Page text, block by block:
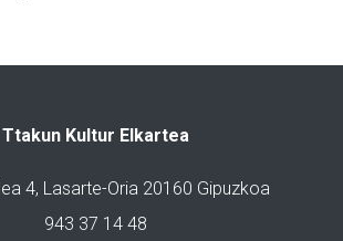
Ttakun Kultur Elkartea
4, Lasarte-Oria 20160 Gipuzkoa
943 37 14 48